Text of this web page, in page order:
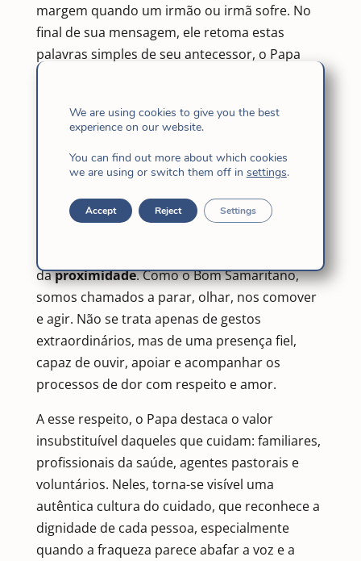
margem quando um irmão ou irmã sofre. No
final de sua mensagem, ele retoma estas
palavras simples de seu antecessor, o Papa
da humanidade é um modo de vida baseado
de Deus”.
Aproximação curativa
daproximidade. Como o Bom Samaritano,
somos chamados a parar, olhar, nos comover
e agir. Não se trata apenas de gestos
extraordinários, mas de uma presença fiel,
capaz de ouvir, apoiar e acompanhar os
processos de dor com respeito e amor.
A esse respeito, o Papa destaca o valor
insubstituível daqueles que cuidam: familiares,
profissionais da saúde, agentes pastorais e
voluntários. Neles, torna-se visível uma
autêntica cultura do cuidado, que reconhece a
dignidade de cada pessoa, especialmente
quando a fraqueza parece abafar a voz e a
We are using cookies to give you the best
experience on our website.
You can find out more about which cookies
we are using or switch them off in settings.
Accept Reject Settings